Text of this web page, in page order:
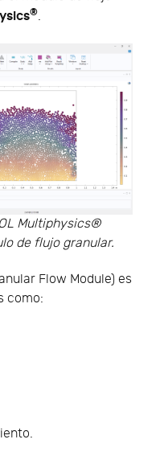
®.
Multiphysics®
de flujo granular.
Flow Module) es
como: